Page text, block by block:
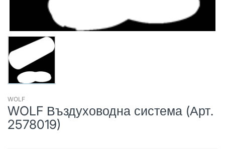
WOLF
WOLF Въздуховодна система (Арт.
2578019)